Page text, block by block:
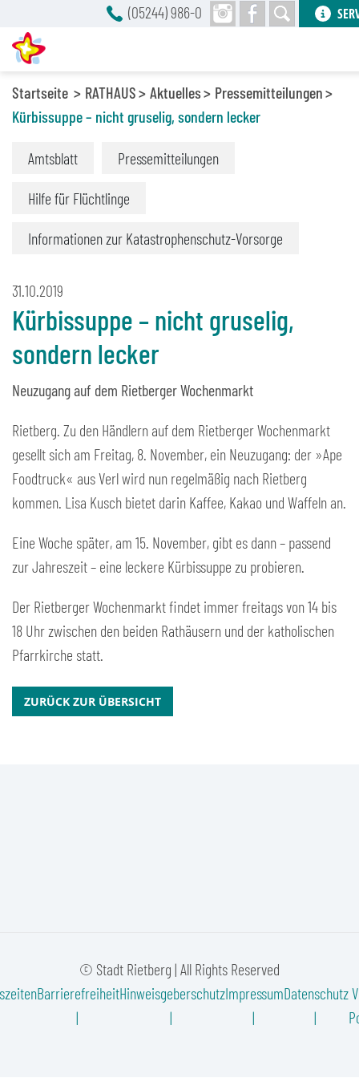
Startseite RATHAUS Aktuelles
Pressemitteilungen
Kürbissuppe – nicht gruselig, sondern lecker
Amtsblatt Pressemitteilungen
Hilfe für Flüchtlinge
Informationen zur Katastrophenschutz-Vorsorge
31.10.2019
Kürbissuppe – nicht gruselig,
sondern lecker
Neuzugang auf dem Rietberger Wochenmarkt
Rietberg. Zu den Händlern auf dem Rietberger Wochenmarkt
gesellt sich am Freitag, 8. November, ein Neuzugang: der »Ape
Foodtruck« aus Verl wird nun regelmäßig nach Rietberg
kommen. Lisa Kusch bietet darin Kaffee, Kakao und Waffeln an.
Eine Woche später, am 15. November, gibt es dann – passend
zur Jahreszeit – eine leckere Kürbissuppe zu probieren.
Der Rietberger Wochenmarkt findet immer freitags von 14 bis
18 Uhr zwischen den beiden Rathäusern und der katholischen
Pfarrkirche statt.
ZURÜCK ZUR ÜBERSICHT
© Stadt Rietberg | All Rights Reserved
BarrierefreiheitHinweisgeberschutzImpressumDatenschutz
(05244) 986-0